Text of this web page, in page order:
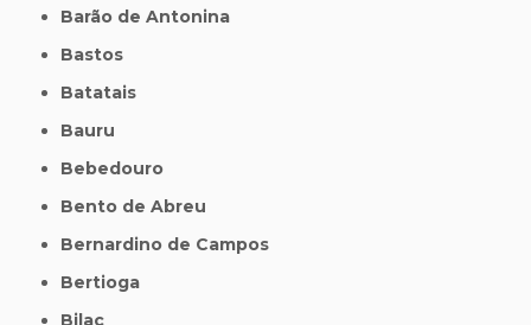
Barão de Antonina
Bastos
Batatais
Bauru
Bebedouro
Bento de Abreu
Bernardino de Campos
Bertioga
Bilac